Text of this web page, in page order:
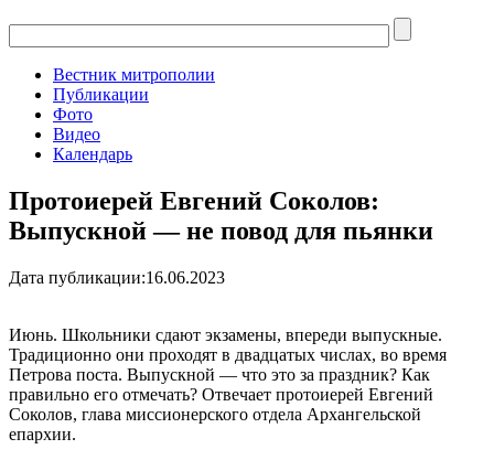
Вестник митрополии
Публикации
Фото
Видео
Календарь
Протоиерей Евгений Соколов:
Выпускной — не повод для пьянки
Дата публикации:16.06.2023
Июнь. Школьники сдают экзамены, впереди выпускные.
Традиционно они проходят в двадцатых числах, во время
Петрова поста. Выпускной — что это за праздник? Как
правильно его отмечать? Отвечает протоиерей Евгений
Соколов, глава миссионерского отдела Архангельской
епархии.